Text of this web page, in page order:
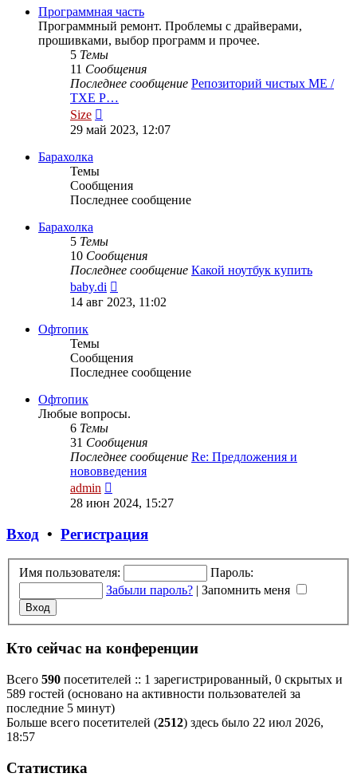
Программная часть
Программный ремонт. Проблемы с драйверами,
прошивками, выбор программ и прочее.
5 Темы
11 Сообщения
Последнее сообщение Репозиторий чистых ME /
TXE Р…
Size
к
29 май 2023, 12:07
Барахолка
Темы
Сообщения
Последнее сообщение
Барахолка
5 Темы
10 Сообщения
Последнее сообщение Какой ноутбук купить
baby.di
к
14 авг 2023, 11:02
Офтопик
Темы
Сообщения
Последнее сообщение
Офтопик
Любые вопросы.
6 Темы
31 Сообщения
Последнее сообщение Re: Предложения и
нововведения
admin
к
28 июн 2024, 15:27
Вход • Регистрация
Имя пользователя:
Пароль:
Забыли пароль? | Запомнить меня
Кто сейчас на конференции
Всего 590 посетителей :: 1 зарегистрированный, 0 скрытых и
589 гостей (основано на активности пользователей за
последние 5 минут)
Больше всего посетителей (2512) здесь было 22 июл 2026,
18:57
Статистика